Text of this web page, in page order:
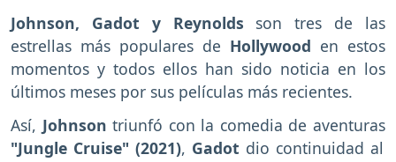
Johnson, Gadot y Reynolds son tres de las
estrellas más populares de Hollywood en estos
momentos y todos ellos han sido noticia en los
últimos meses por sus películas más recientes.
Así, Johnson triunfó con la comedia de aventuras
"Jungle Cruise" (2021), Gadot dio continuidad al